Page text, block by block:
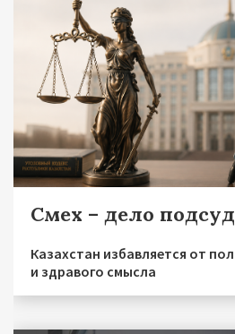
Смех – дело
Казахстан избавляется от
и здравого смысла